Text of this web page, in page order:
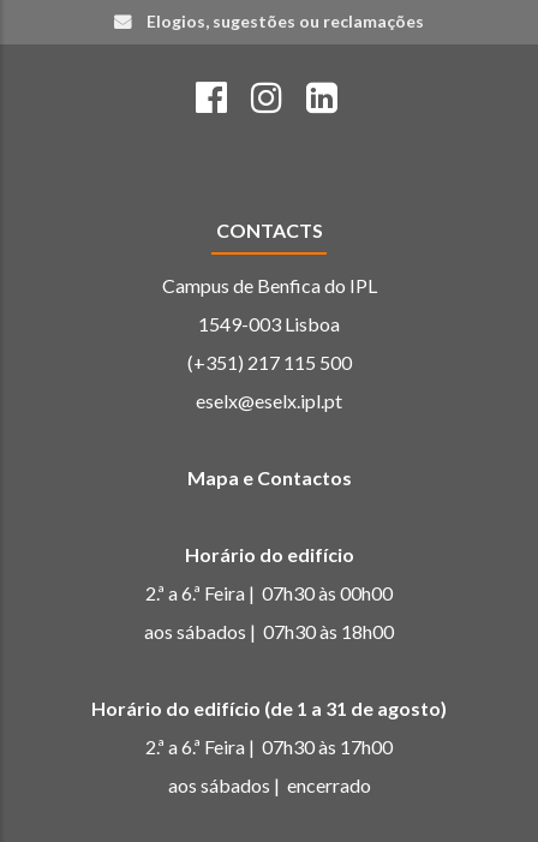
Elogios, sugestões ou reclamações
CONTACTS
Campus de Benfica do IPL
1549-003 Lisboa
(+351) 217 115 500
eselx@eselx.ipl.pt
Mapa e Contactos
Horário do edifício
2.ª a 6.ª Feira | 07h30 às 00h00
aos sábados | 07h30 às 18h00
Horário do edifício (de 1 a 31 de agosto)
2.ª a 6.ª Feira | 07h30 às 17h00
aos sábados | encerrado